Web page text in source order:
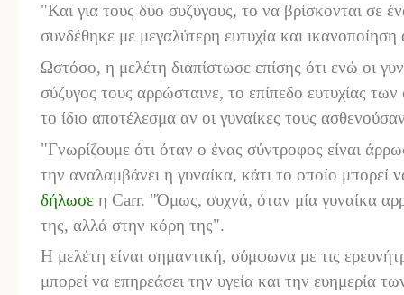
"Και για τους δύο συζύγους, το να βρίσκονται σε
συνδέθηκε με μεγαλύτερη ευτυχία και
Ωστόσο, η μελέτη διαπίστωσε επίσης ότι ενώ οι
σύζυγος τους αρρώσταινε, το επίπεδο ευτυχίας
το ίδιο αποτέλεσμα αν οι γυναίκες τους
"Γνωρίζουμε ότι όταν ο ένας σύντροφος είναι
την αναλαμβάνει η γυναίκα, κάτι το οποίο μπορεί
δήλωσε η Carr. "Όμως, συχνά, όταν μία γυναίκα
της, αλλά στην κόρη της".
Η μελέτη είναι σημαντική, σύμφωνα με τις ερευνήτ
μπορεί να επηρεάσει την υγεία και την ευημερία